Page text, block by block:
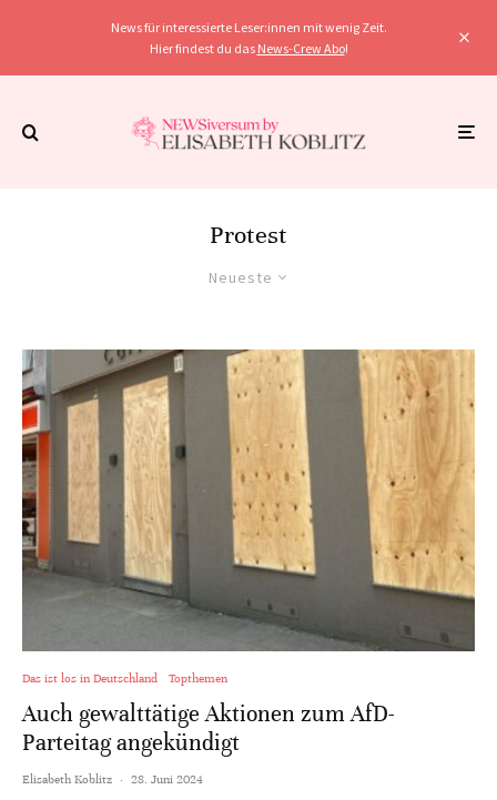
News für interessierte Leser:innen mit wenig Zeit.
Hier findest du das News-Crew Abo!
Protest
Neueste
Das ist los in Deutschland Topthemen
Auch gewalttätige Aktionen zum AfD-
Parteitag angekündigt
Elisabeth Koblitz · 28. Juni 2024